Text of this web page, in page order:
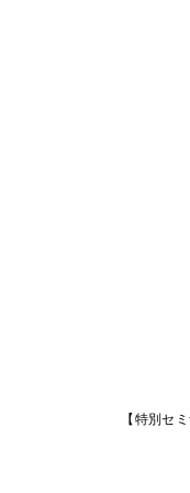
【特別セ